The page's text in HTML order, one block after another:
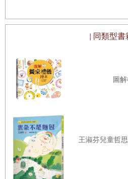
此「再版」那麼多次，倒也沒
的是，如今一個在北、一個在
有這樣一個姊姊，讓你永遠
商量，有怨氣時沒人替你出氣
遠的大姊頭！
推薦序二
獨一無二的——童年「蠢人」史
| 同類型書
圖
王淑芬兒童哲